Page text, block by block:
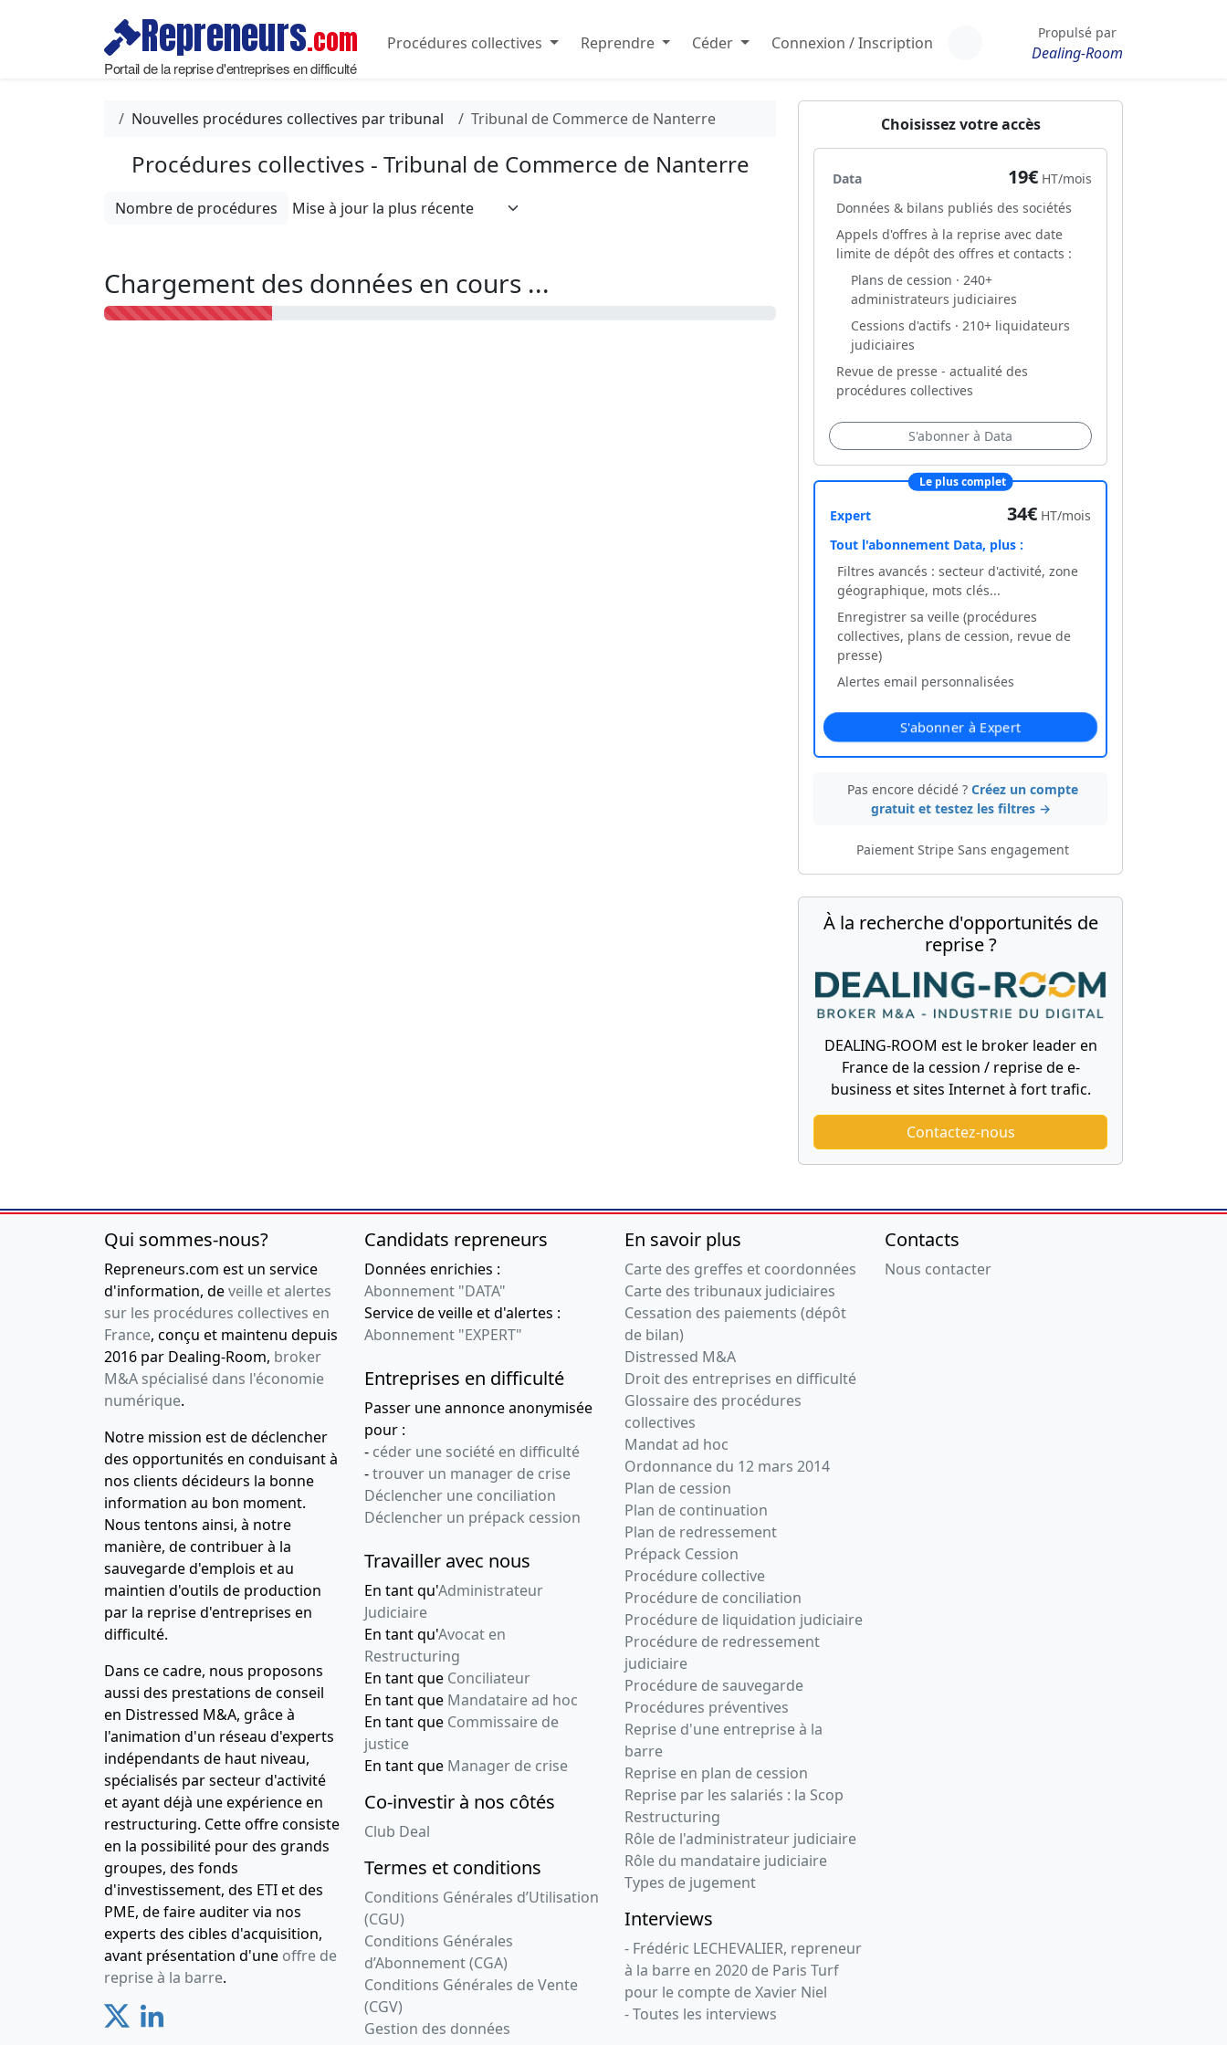
Repreneurs.com
Portail de la reprise d'entreprises en difficulté
Procédures collectives Reprendre Céder Connexion / Inscription
Propulsé par
Dealing-Room
Nouvelles procédures collectives par tribunal Tribunal de Commerce de Nanterre
Procédures collectives - Tribunal de Commerce de Nanterre
Nombre de procédures
Chargement des données en cours ...
Choisissez votre accès
Data 19€ HT/mois
Données & bilans publiés des sociétés
Appels d'offres à la reprise avec date
limite de dépôt des offres et contacts :
Plans de cession · 240+
administrateurs judiciaires
Cessions d'actifs · 210+ liquidateurs
judiciaires
Revue de presse - actualité des
procédures collectives
S'abonner à Data
Le plus complet
Expert 34€ HT/mois
Tout l'abonnement Data, plus :
Filtres avancés : secteur d'activité, zone
géographique, mots clés...
Enregistrer sa veille (procédures
collectives, plans de cession, revue de
presse)
Alertes email personnalisées
S'abonner à Expert
Pas encore décidé ? Créez un compte
gratuit et testez les filtres →
Paiement Stripe Sans engagement
À la recherche d'opportunités de
reprise ?
DEALING-ROOM est le broker leader en
France de la cession / reprise de e-
business et sites Internet à fort trafic.
Contactez-nous
Qui sommes-nous?
Repreneurs.com est un service
d'information, deveille et alertes
sur les procédures collectives en
France, conçu et maintenu depuis
2016 par Dealing-Room, broker
M&A spécialisé dans l'économie
numérique.
Notre mission est de déclencher
des opportunités en conduisant à
nos clients décideurs la bonne
information au bon moment.
Nous tentons ainsi, à notre
manière, de contribuer à la
sauvegarde d'emplois et au
maintien d'outils de production
par la reprise d'entreprises en
difficulté.
Dans ce cadre, nous proposons
aussi des prestations de conseil
en Distressed M&A, grâce à
l'animation d'un réseau d'experts
indépendants de haut niveau,
spécialisés par secteur d'activité
et ayant déjà une expérience en
restructuring. Cette offre consiste
en la possibilité pour des grands
groupes, des fonds
d'investissement, des ETI et des
PME, de faire auditer via nos
experts des cibles d'acquisition,
avant présentation d'une offre de
reprise à la barre.
Candidats repreneurs
Données enrichies :
Abonnement "DATA"
Service de veille et d'alertes :
Abonnement "EXPERT"
Entreprises en difficulté
Passer une annonce anonymisée
pour :
- céder une société en difficulté
-trouver un manager de crise
Déclencher une conciliation
Déclencher un prépack cession
Travailler avec nous
En tant qu'Administrateur
Judiciaire
En tant qu'Avocat en
Restructuring
En tant que Conciliateur
En tant que Mandataire ad hoc
En tant que Commissaire de
justice
En tant que Manager de crise
Co-investir à nos côtés
Club Deal
Termes et conditions
Conditions Générales d’Utilisation
(CGU)
Conditions Générales
d’Abonnement (CGA)
Conditions Générales de Vente
(CGV)
Gestion des données
En savoir plus
Carte des greffes et coordonnées
Carte des tribunaux judiciaires
Cessation des paiements (dépôt
de bilan)
Distressed M&A
Droit des entreprises en difficulté
Glossaire des procédures
collectives
Mandat ad hoc
Ordonnance du 12 mars 2014
Plan de cession
Plan de continuation
Plan de redressement
Prépack Cession
Procédure collective
Procédure de conciliation
Procédure de liquidation judiciaire
Procédure de redressement
judiciaire
Procédure de sauvegarde
Procédures préventives
Reprise d'une entreprise à la
barre
Reprise en plan de cession
Reprise par les salariés : la Scop
Restructuring
Rôle de l'administrateur judiciaire
Rôle du mandataire judiciaire
Types de jugement
Interviews
- Frédéric LECHEVALIER, repreneur
à la barre en 2020 de Paris Turf
pour le compte de Xavier Niel
- Toutes les interviews
Contacts
Nous contacter